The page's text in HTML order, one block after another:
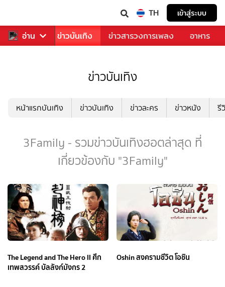
TH เข้าสู่ระบบ
อ่าน
ฬา ข่าว ข่าวบันเทิง ข่าวสารวงการเพลง อาหาร
ข่าวบันเทิง
หน้าแรกบันเทิง ข่าวบันเทิง ข่าวละคร ข่าวหนัง รี
3Family - รวมข่าวบันเทิงฮอตล่าสุด ที่
เกี่ยวข้องกับ "3Family"
The Legend and The Hero II ศึก
เทพสวรรค์ บัลลังก์มังกร 2
Oshin สงครามชีวิต โอชิน